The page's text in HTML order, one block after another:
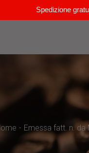
Spedizione
Emessa fatt. n. da